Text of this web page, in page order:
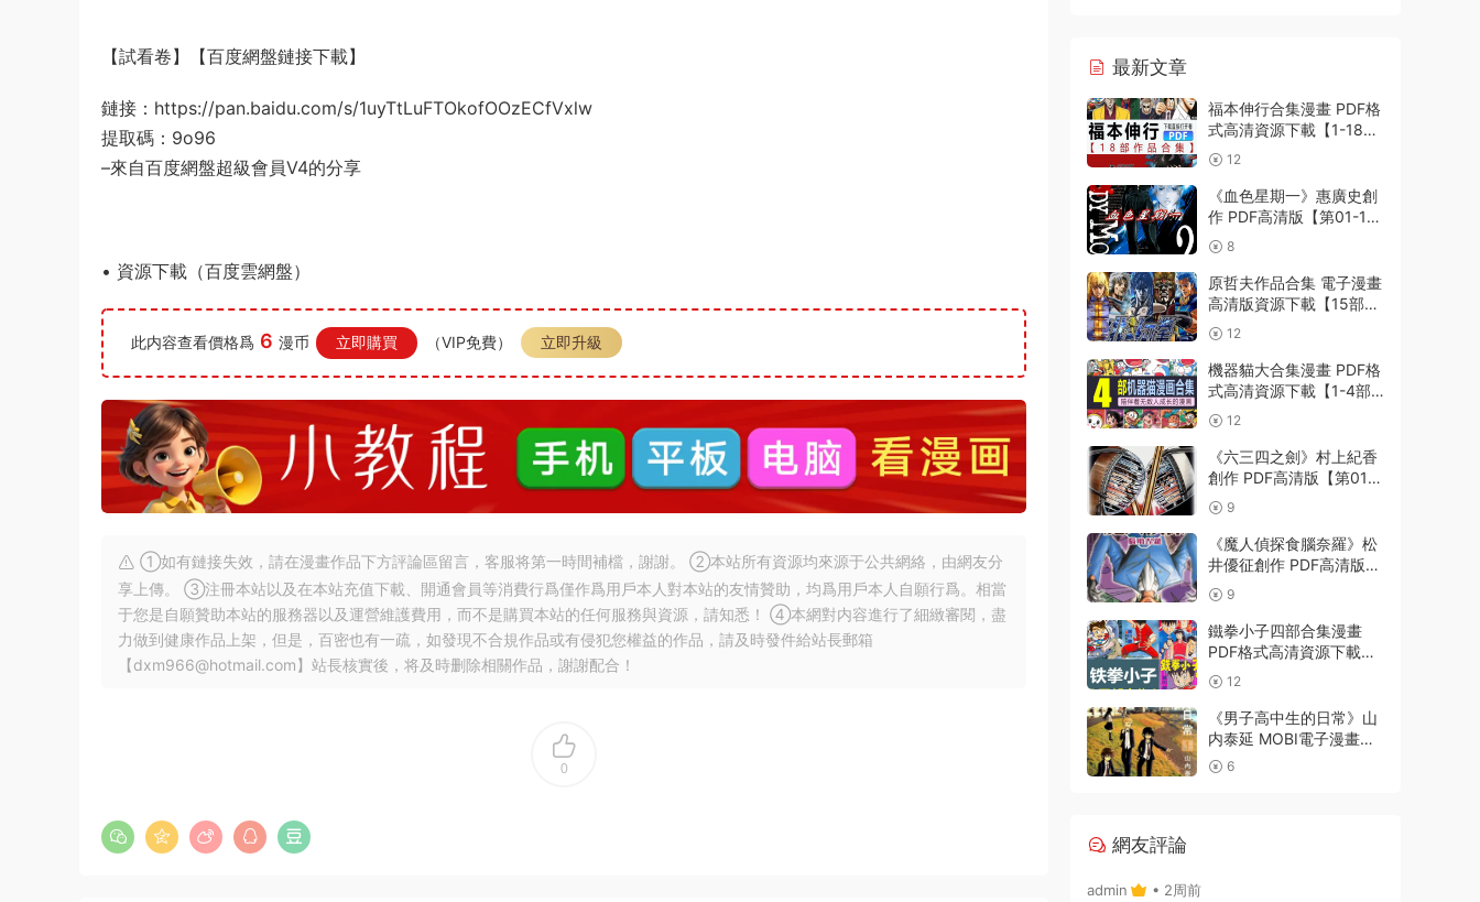
【試看卷】【百度網盤鏈接下載】
鏈接：https://pan.baidu.com/s/1uyTtLuFTOkofOOzECfVxlw
提取碼：9o96
–來自百度網盤超級會員V4的分享
• 資源下載（百度雲網盤）
此内容查看價格爲 6 漫币 立即購買 （VIP免費） 立即升級
①如有鏈接失效，請在漫畫作品下方評論區留言，客服将第一時間補檔，謝謝。 ②本站所有資源均來源于公共網絡，由網友分
享上傳。 ③注冊本站以及在本站充值下載、開通會員等消費行爲僅作爲用戶本人對本站的友情贊助，均爲用戶本人自願行爲。相當
于您是自願贊助本站的服務器以及運營維護費用，而不是購買本站的任何服務與資源，請知悉！ ④本網對内容進行了細緻審閱，盡
力做到健康作品上架，但是，百密也有一疏，如發現不合規作品或有侵犯您權益的作品，請及時發件給站長郵箱
【dxm966@hotmail.com】站長核實後，将及時删除相關作品，謝謝配合！
0
最新文章
福本伸行合集漫畫 PDF格
式高清資源下載【1-18部
完結】Kindle電子漫畫資
源精品
12
《血色星期一》惠廣史創
作 PDF高清版【第01-11
卷完結】
8
原哲夫作品合集 電子漫畫
高清版資源下載【15部合
集完結】【PDF格式】
【電子版漫畫】
12
機器貓大合集漫畫 PDF格
式高清資源下載【1-4部
合集完結】Kindle電子漫
畫資源精品
12
《六三四之劍》村上紀香
創作 PDF高清版【第01-
24卷完結】
9
《魔人偵探食腦奈羅》松
井優征創作 PDF高清版
【第01-23卷完結】
9
鐵拳小子四部合集漫畫
PDF格式高清資源下載
【1-4部合集完結】Kindle
電子漫畫資源精品
12
《男子高中生的日常》山
内泰延 MOBI電子漫畫資
源【001-107話完結】
6
網友評論
admin • 2周前